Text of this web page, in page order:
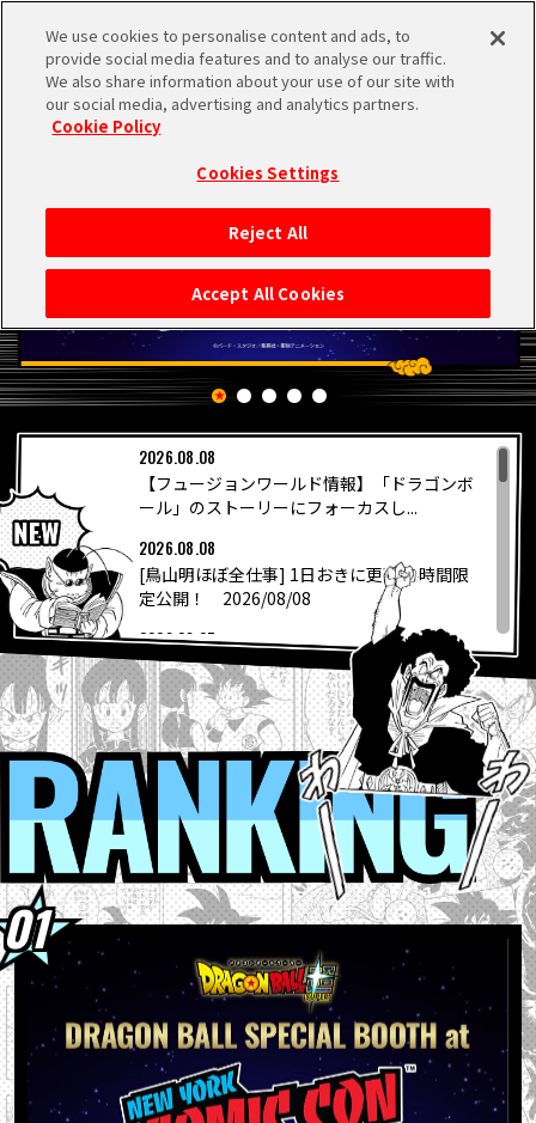
MEN
HOME
NEWS
RANKING
MOVIE
COLUMNS
ABOUT
LANGUAGE
JP
EN FR DE ES
PICKUP
2026.08.08
【フュージョンワールド情報】「ドラゴンボ
ール」のストーリーにフォーカスし...
2026.08.08
[鳥山明ほぼ全仕事] 1日おきに更新24時間限
定公開！ 2026/08/08
2026.08.07
「ニューヨーク・コミコン2026」に
「DRAGON BALL SPECIAL B...
2026.08.06
“大きいサイズのサカゼン”から「ドラゴンボ
ール」シリーズのオリジナルビッグ...
2026.08.04
『ドラゴンボールスーパーダイバーズ-レッ
ツ！スーパーダイブ !!』コミックス...
2026.08.04
10月号ふろくカード「孫悟空」の...
2026.08.04
ウィークリー☆キャラクター紹介！第267回
目は『ドラゴンボール超』の「グラノラ」！
2026.08.04
We use cookies to personalise content and ads, to
provide social media features and to analyse our traffic.
We also share information about your use of our site with
our social media, advertising and analytics partners.
Cookie Policy
Cookies Settings
Reject All
Accept All Cookies